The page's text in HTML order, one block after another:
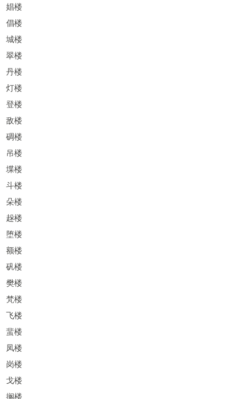
娼楼
倡楼
城楼
翠楼
丹楼
灯楼
登楼
敌楼
碉楼
吊楼
堞楼
斗楼
朵楼
趓楼
堕楼
额楼
矾楼
樊楼
梵楼
飞楼
蜚楼
凤楼
岗楼
戈楼
搁楼